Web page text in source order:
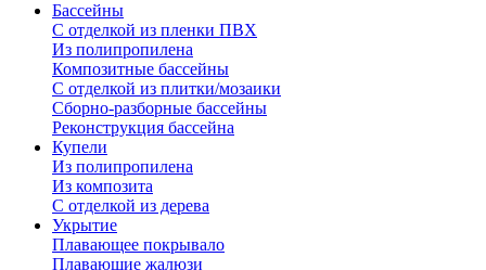
Бассейны
С отделкой из пленки ПВХ
Из полипропилена
Композитные бассейны
С отделкой из плитки/мозаики
Сборно-разборные бассейны
Реконструкция бассейна
Купели
Из полипропилена
Из композита
С отделкой из дерева
Укрытие
Плавающее покрывало
Плавающие жалюзи